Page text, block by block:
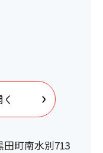
町南水別713